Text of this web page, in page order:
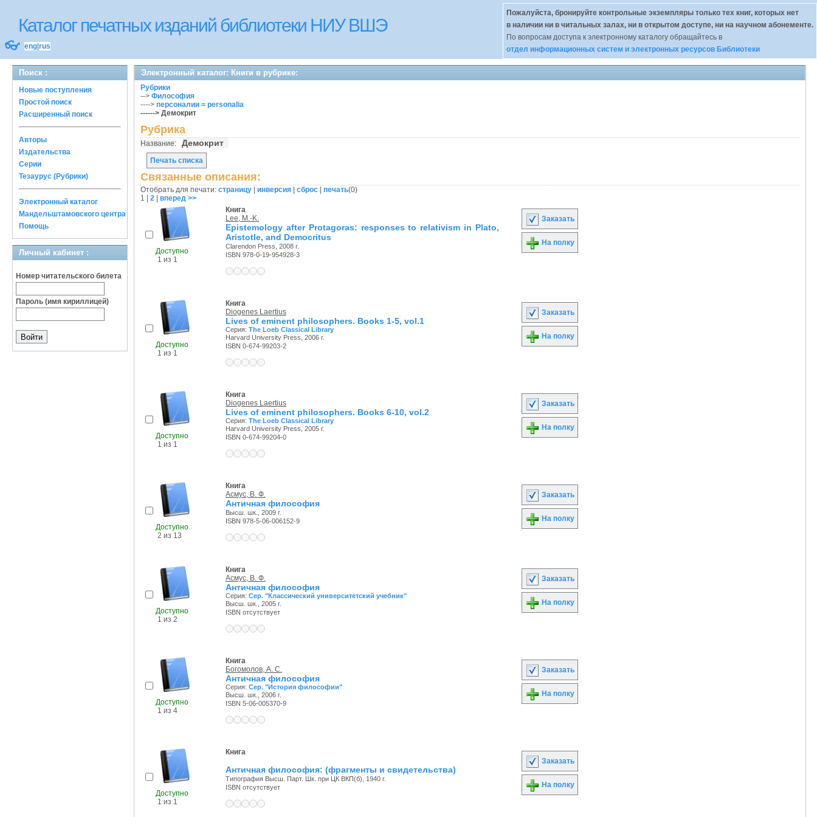
Каталог печатных изданий библиотеки НИУ ВШЭ
👓 eng rus
Пожалуйста, бронируйте контрольные экземпляры только тех книг, которых нет
в наличии ни в читальных залах, ни в открытом доступе, ни на научном абонементе.
По вопросам доступа к электронному каталогу обращайтесь в
отдел информационных систем и электронных ресурсов Библиотеки
Поиск :
Новые поступления
Простой поиск
Расширенный поиск
Авторы
Издательства
Серии
Тезаурус (Рубрики)
Электронный каталог
Мандельштамовского центра
Помощь
Личный кабинет :
Номер читательского билета
Пароль (имя кириллицей)
Электронный каталог: Книги в рубрике:
Рубрики
--> Философия
----> персоналии = personalia
------> Демокрит
Рубрика
Название: Демокрит
Печать списка
Связанные описания:
Отобрать для печати: страницу инверсия сброс печать(0)
1
2 вперед >>
Доступно
1 из 1
Книга
Lee, M.-K.
Epistemology after Protagoras: responses to relativism in Plato,
Aristotle, and Democritus
Clarendon Press, 2008 г.
ISBN 978-0-19-954928-3
Заказать
На полку
Доступно
1 из 1
Книга
Diogenes Laertius
Lives of eminent philosophers. Books 1-5, vol.1
Серия: The Loeb Classical Library
Harvard University Press, 2006 г.
ISBN 0-674-99203-2
Заказать
На полку
Доступно
1 из 1
Книга
Diogenes Laertius
Lives of eminent philosophers. Books 6-10, vol.2
Серия: The Loeb Classical Library
Harvard University Press, 2005 г.
ISBN 0-674-99204-0
Заказать
На полку
Доступно
2 из 13
Книга
Асмус, В. Ф.
Античная философия
Высш. шк., 2009 г.
ISBN 978-5-06-006152-9
Заказать
На полку
Доступно
1 из 2
Книга
Асмус, В. Ф.
Античная философия
Серия: Сер. "Классический университетский учебник"
Высш. шк., 2005 г.
ISBN отсутствует
Заказать
На полку
Доступно
1 из 4
Книга
Богомолов, А. С.
Античная философия
Серия: Сер. "История философии"
Высш. шк., 2006 г.
ISBN 5-06-005370-9
Заказать
На полку
Доступно
1 из 1
Книга
Античная философия: (фрагменты и свидетельства)
Типография Высш. Парт. Шк. при ЦК ВКП(б), 1940 г.
ISBN отсутствует
Заказать
На полку